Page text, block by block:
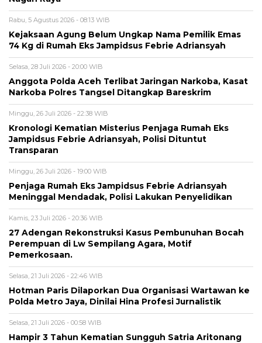
Rabu, 5 Agustus 2026 - 08:13 WIB
Kejaksaan Agung Belum Ungkap Nama Pemilik Emas
74 Kg di Rumah Eks Jampidsus Febrie Adriansyah
Selasa, 28 Juli 2026 - 20:00 WIB
Anggota Polda Aceh Terlibat Jaringan Narkoba, Kasat
Narkoba Polres Tangsel Ditangkap Bareskrim
Minggu, 26 Juli 2026 - 22:38 WIB
Kronologi Kematian Misterius Penjaga Rumah Eks
Jampidsus Febrie Adriansyah, Polisi Dituntut
Transparan
Minggu, 26 Juli 2026 - 19:00 WIB
Penjaga Rumah Eks Jampidsus Febrie Adriansyah
Meninggal Mendadak, Polisi Lakukan Penyelidikan
Kamis, 23 Juli 2026 - 20:36 WIB
27 Adengan Rekonstruksi Kasus Pembunuhan Bocah
Perempuan di Lw Sempilang Agara, Motif
Pemerkosaan.
Selasa, 21 Juli 2026 - 22:46 WIB
Hotman Paris Dilaporkan Dua Organisasi Wartawan ke
Polda Metro Jaya, Dinilai Hina Profesi Jurnalistik
Selasa, 21 Juli 2026 - 00:58 WIB
Hampir 3 Tahun Kematian Sungguh Satria Aritonang